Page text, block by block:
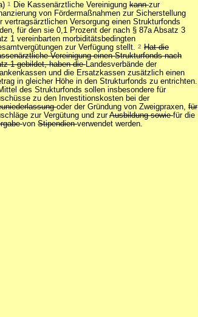
1 Die Kassenärztliche Vereinigung kannzur
von Fördermaßnahmen zur Sicherstellung
vertragsärztlichen Versorgung einen Strukturfonds
für den sie 0,1 Prozent der nach § 87a Absatz 3
1 vereinbarten morbiditätsbedingten
zur Verfügung stellt. 2 Hat die
Vereinigung einen Strukturfonds nach
1 gebildet, haben dieLandesverbände der
und die Ersatzkassen zusätzlich einen
in gleicher Höhe in den Strukturfonds zu entrichten.
des Strukturfonds sollen insbesondere für
zu den Investitionskosten bei der
oder der Gründung von Zweigpraxen, für
zur Vergütung und zurAusbildung sowiefür die
von Stipendienverwendet werden.